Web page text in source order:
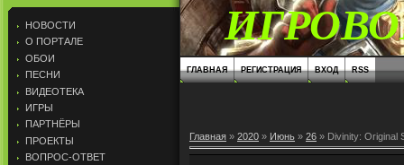
НОВОСТИ
О ПОРТАЛЕ
ОБОИ
ПЕСНИ
ВИДЕОТЕКА
ИГРЫ
ПАРТНЁРЫ
ПРОЕКТЫ
ВОПРОС-ОТВЕТ
ГЛАВНАЯ РЕГИСТРАЦИЯ ВХОД RSS
Главная » 2020 » Июнь » 26 » Divinity: Original